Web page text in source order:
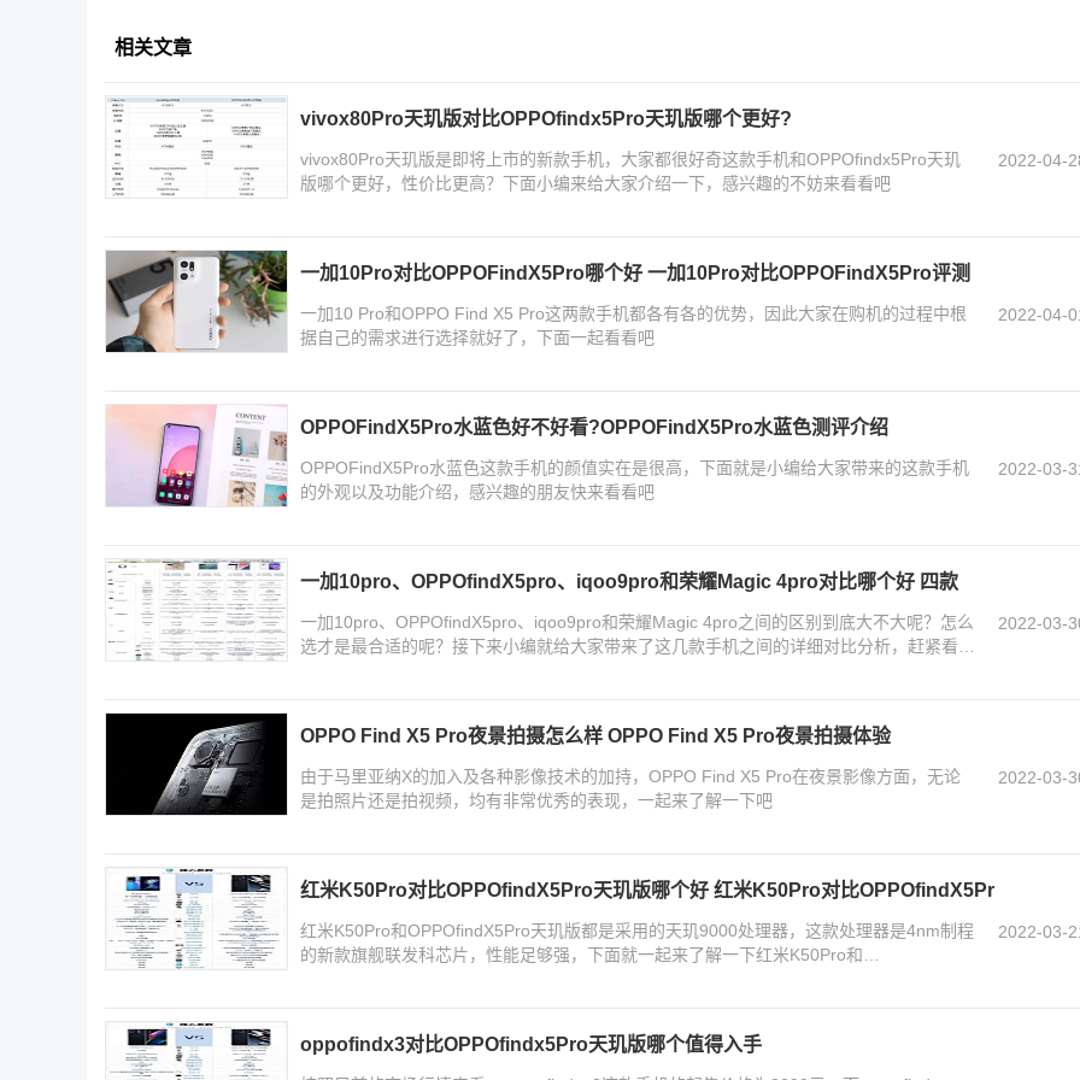
相关文章
vivox80Pro天玑版对比OPPOfindx5Pro天玑版哪个更好?
vivox80Pro天玑版是即将上市的新款手机，大家都很好奇这款手机和OPPOfindx5Pro天玑
版哪个更好，性价比更高？下面小编来给大家介绍一下，感兴趣的不妨来看看吧
2022-04-
一加10Pro对比OPPOFindX5Pro哪个好 一加10Pro对比OPPOFindX5Pro评测
一加10 Pro和OPPO Find X5 Pro这两款手机都各有各的优势，因此大家在购机的过程中根
据自己的需求进行选择就好了，下面一起看看吧
2022-04-
OPPOFindX5Pro水蓝色好不好看?OPPOFindX5Pro水蓝色测评介绍
OPPOFindX5Pro水蓝色这款手机的颜值实在是很高，下面就是小编给大家带来的这款手机
的外观以及功能介绍，感兴趣的朋友快来看看吧
2022-03-
一加10pro、OPPOfindX5pro、iqoo9pro和荣耀Magic 4pro对比哪个好 四款
一加10pro、OPPOfindX5pro、iqoo9pro和荣耀Magic 4pro之间的区别到底大不大呢？怎么
选才是最合适的呢？接下来小编就给大家带来了这几款手机之间的详细对比分析，赶紧看看
2022-03-
OPPO Find X5 Pro夜景拍摄怎么样 OPPO Find X5 Pro夜景拍摄体验
由于马里亚纳X的加入及各种影像技术的加持，OPPO Find X5 Pro在夜景影像方面，无论
是拍照片还是拍视频，均有非常优秀的表现，一起来了解一下吧
2022-03-
红米K50Pro对比OPPOfindX5Pro天玑版哪个好 红米K50Pro对比OPPOfindX5Pr
红米K50Pro和OPPOfindX5Pro天玑版都是采用的天玑9000处理器，这款处理器是4nm制程
的新款旗舰联发科芯片，性能足够强，下面就一起来了解一下红米K50Pro和
2022-03-
oppofindx3对比OPPOfindx5Pro天玑版哪个值得入手